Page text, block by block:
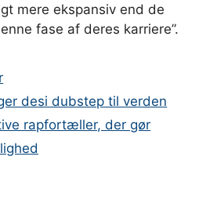
mere ekspansiv end de
fase af deres karriere”.
desi dubstep til verden
rapfortæller, der gør